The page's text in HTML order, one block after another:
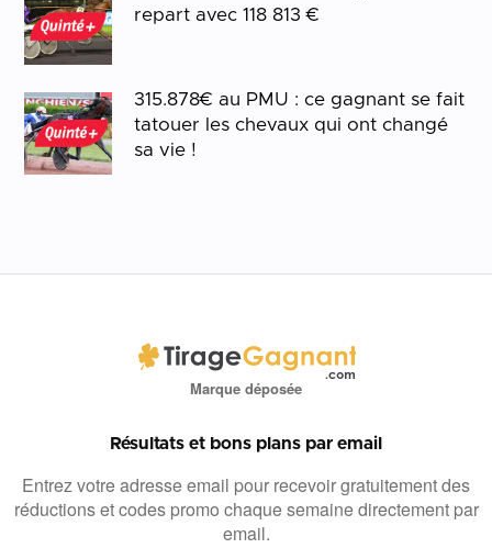
repart avec 118 813 €
315.878€ au PMU : ce gagnant se fait
tatouer les chevaux qui ont changé
sa vie !
Marque déposée
Résultats et bons plans par email
Entrez votre adresse email pour recevoir gratuitement des
réductions et codes promo chaque semaine directement par
email.